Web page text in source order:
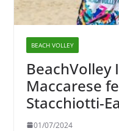
BEACH VOLLEY
BeachVolley
Maccarese
Stacchiotti-
Scalera-
01/07/2024